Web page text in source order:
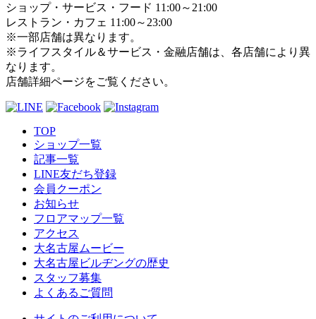
ショップ・サービス・フード 11:00～21:00
レストラン・カフェ 11:00～23:00
※一部店舗は異なります。
※ライフスタイル＆サービス・金融店舗は、各店舗により異
なります。
店舗詳細ページをご覧ください。
TOP
ショップ一覧
記事一覧
LINE友だち登録
会員クーポン
お知らせ
フロアマップ一覧
アクセス
大名古屋ムービー
大名古屋ビルヂングの歴史
スタッフ募集
よくあるご質問